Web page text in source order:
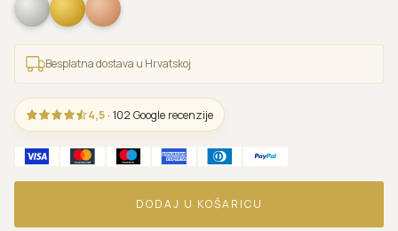
Besplatna dostava u Hrvatskoj
4,5 · 102 Google recenzije
DODAJ U KOŠARICU